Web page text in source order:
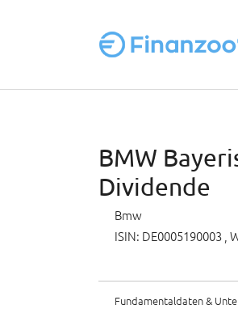
BMW
Dividende
Bmw
ISIN: DE0005190003 ,
Fundamentaldaten &